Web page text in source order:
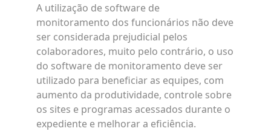
A utilização de software de
monitoramento dos funcionários não deve
ser considerada prejudicial pelos
colaboradores, muito pelo contrário, o uso
do software de monitoramento deve ser
utilizado para beneficiar as equipes, com
aumento da produtividade, controle sobre
os sites e programas acessados durante o
expediente e melhorar a eficiência.